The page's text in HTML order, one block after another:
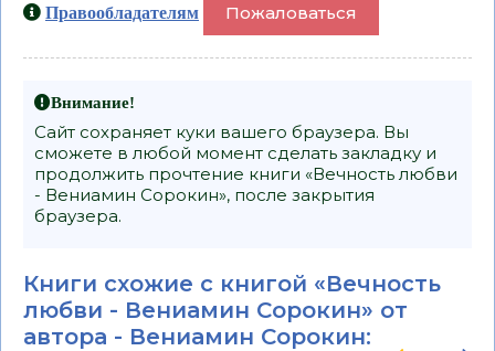
Правообладателям Пожаловаться
Внимание!
Сайт сохраняет куки вашего браузера. Вы
сможете в любой момент сделать закладку и
продолжить прочтение книги «Вечность любви
- Вениамин Сорокин», после закрытия
браузера.
Книги схожие с книгой «Вечность
любви - Вениамин Сорокин» от
автора - Вениамин Сорокин: